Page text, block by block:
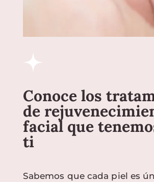
Conoce los
de
facial que
ti
Sabemos que cada piel es